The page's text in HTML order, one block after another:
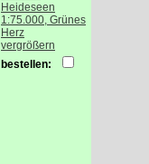
vergrößern
bestellen: